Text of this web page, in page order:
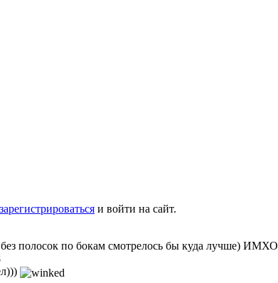
зарегистрироваться и войти на сайт.
полосок по бокам смотрелось бы куда лучше) ИМХО